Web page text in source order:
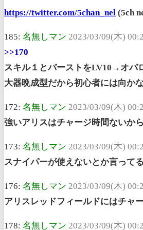
https://twitter.com/5chan_nel (5ch
185: 名無しマン 2023/03/09(木)
>>170
スキル１とバーストをLV10→オバ
大器晩成型だから初心者には向か
172: 名無しマン 2023/03/09(木)
強いアリスはチャージ時間ないから
173: 名無しマン 2023/03/09(木)
スナイパーが使えないとか言って
176: 名無しマン 2023/03/09(木)
アリスレッドフィールドにはチャ
178: 名無しマン 2023/03/09(木)